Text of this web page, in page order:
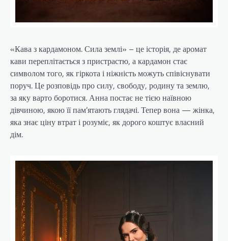
«Кава з кардамоном. Сила землі» – це історія, де аромат
кави переплітається з пристрастю, а кардамон стає
символом того, як гіркота і ніжність можуть співіснувати
поруч. Це розповідь про силу, свободу, родину та землю,
за яку варто боротися. Анна постає не тією наївною
дівчиною, якою її пам’ятають глядачі. Тепер вона — жінка,
яка знає ціну втрат і розуміє, як дорого коштує власний
дім.